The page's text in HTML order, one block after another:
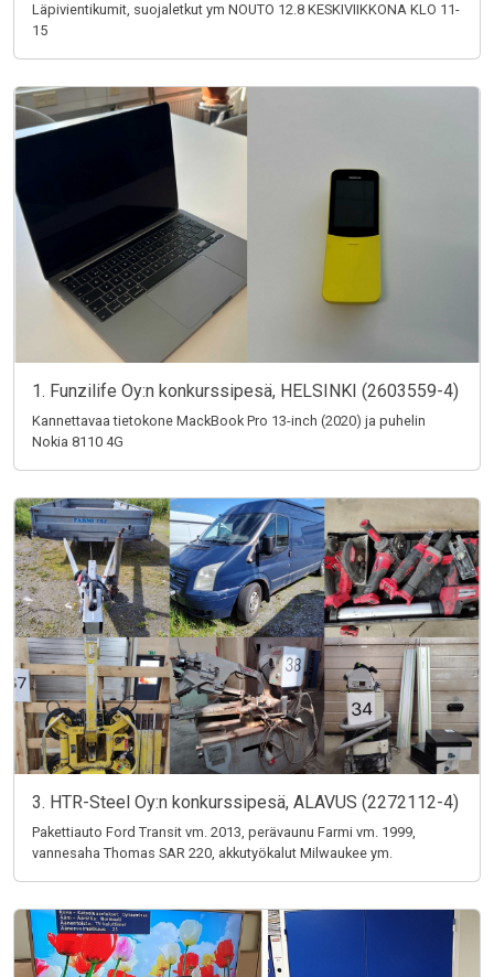
Läpivientikumit, suojaletkut ym NOUTO 12.8 KESKIVIIKKONA KLO 11-
15
1. Funzilife Oy:n konkurssipesä, HELSINKI (2603559-4)
Kannettavaa tietokone MackBook Pro 13-inch (2020) ja puhelin
Nokia 8110 4G
3. HTR-Steel Oy:n konkurssipesä, ALAVUS (2272112-4)
Pakettiauto Ford Transit vm. 2013, perävaunu Farmi vm. 1999,
vannesaha Thomas SAR 220, akkutyökalut Milwaukee ym.